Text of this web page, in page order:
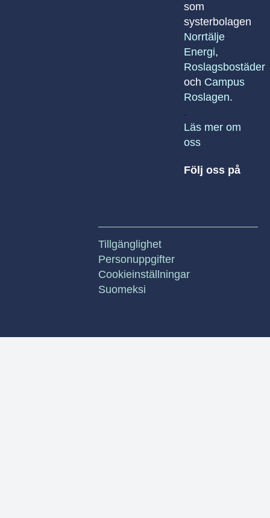
som
systerbolagen
Norrtälje
Energi,
Roslagsbostäder
och Campus
Roslagen.
.
Läs mer om
oss
Följ oss på
Tillgänglighet
Personuppgifter
Cookieinställningar
Suomeksi